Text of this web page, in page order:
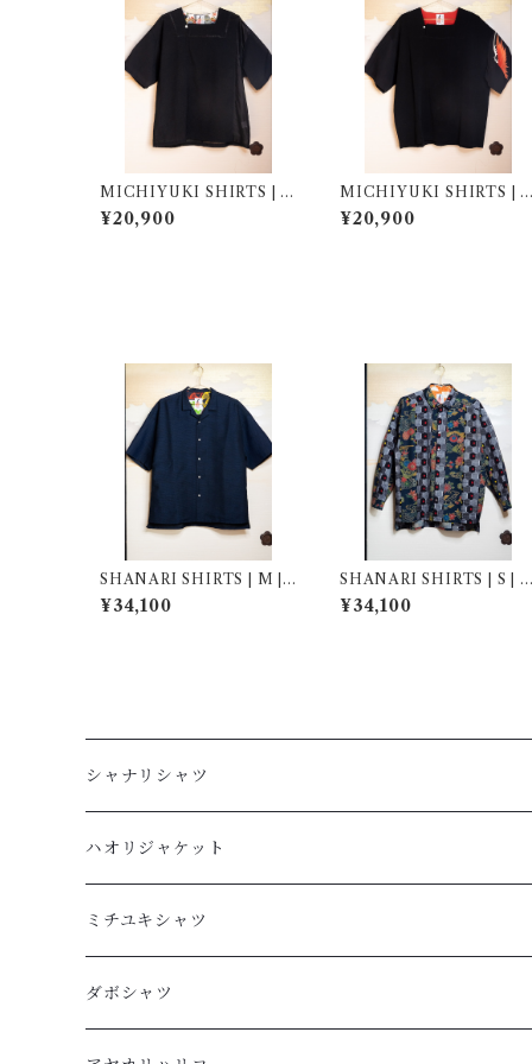
MICHIYUKI SHIRTS | L
| 267007
¥20,900
MICHIYUKI SHIRTS | L
| 267008
¥20,900
SHANARI SHIRTS | M | 2
64054
¥34,100
SHANARI SHIRTS | S | 2
61040
¥34,100
シャナリシャツ
長袖
XL
L
半袖
XL
L
ハオリジャケット
L
M
ミチユキシャツ
L
ダボシャツ